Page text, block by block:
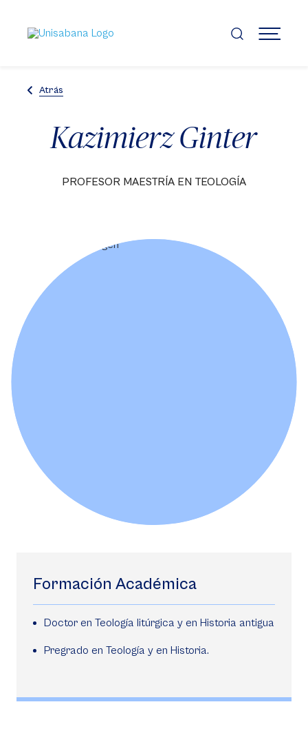
contenido
principal
MENÚ
Atrás
Kazimierz Ginter
PROFESOR MAESTRÍA EN TEOLOGÍA
Formación Académica
Doctor en Teología litúrgica y en Historia antigua
Pregrado en Teología y en Historia.